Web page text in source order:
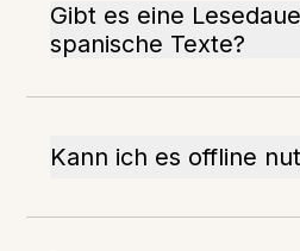
Gibt es eine
spanische Texte?
Kann ich es offline